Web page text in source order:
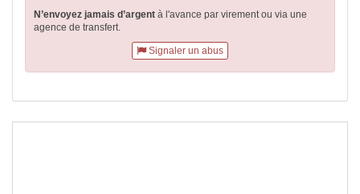
N’envoyez jamais d’argent à l'avance par virementou via une
agence de transfert.
Signaler un abus